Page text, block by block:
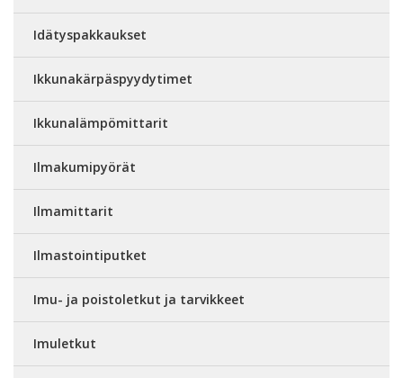
Idätyspakkaukset
Ikkunakärpäspyydytimet
Ikkunalämpömittarit
Ilmakumipyörät
Ilmamittarit
Ilmastointiputket
Imu- ja poistoletkut ja tarvikkeet
Imuletkut